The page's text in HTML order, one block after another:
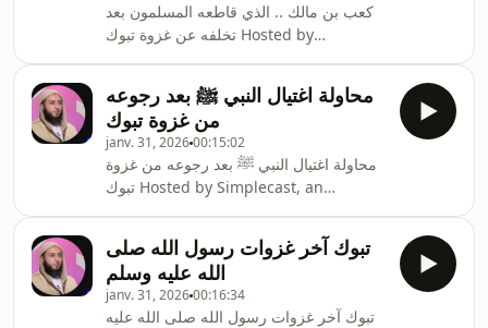
كعب بن مالك .. الذي قاطعه المسلمون بعد
تخلفه عن غزوة تبوك Hosted by
about our collection and use of
personal data for advertising.
محاولة اغتيال النبي ﷺ بعد رجوعه
من غزوة تبوك
janv. 31, 202600:15:02
محاولة اغتيال النبي ﷺ بعد رجوعه من غزوة
تبوك Hosted by Simplecast, an
pcm.adswizz.com for information
about our collection and use of
personal data for advertising.
تبوك آخر غزوات رسول الله صلى
الله عليه وسلم
janv. 31, 202600:16:34
تبوك آخر غزوات رسول الله صلى الله عليه